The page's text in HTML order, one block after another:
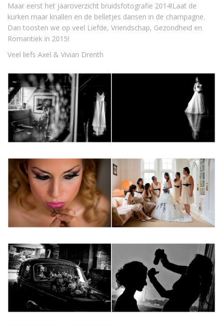
Maar eerst het jaaroverzicht bruidsfotografie 2014!Laat de
kurken maar knallen en de belletjes dansen in de champagne.
Dan toosten we op veel Liefde, Vriendschap, Gezondheid en
Romantiek in 2015!
Veel liefs Axel & Vivian Drenth